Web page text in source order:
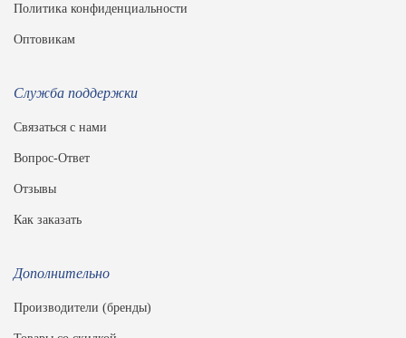
Политика конфиденциальности
Оптовикам
Служба поддержки
Связаться с нами
Вопрос-Ответ
Отзывы
Как заказать
Дополнительно
Производители (бренды)